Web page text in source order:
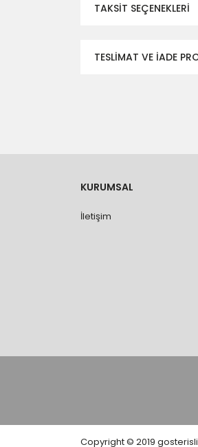
TAKSIT SEÇENEKLERI
TESLİMAT VE İADE
- Özel sipariş
değiştirilmez.
- Vitrifiye, tekne,
kişi veya firmaya
KURUMSAL
İletişim
Copyright © 2019